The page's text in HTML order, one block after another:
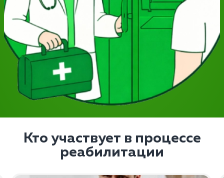
Кто участвует в процессе
реабилитации